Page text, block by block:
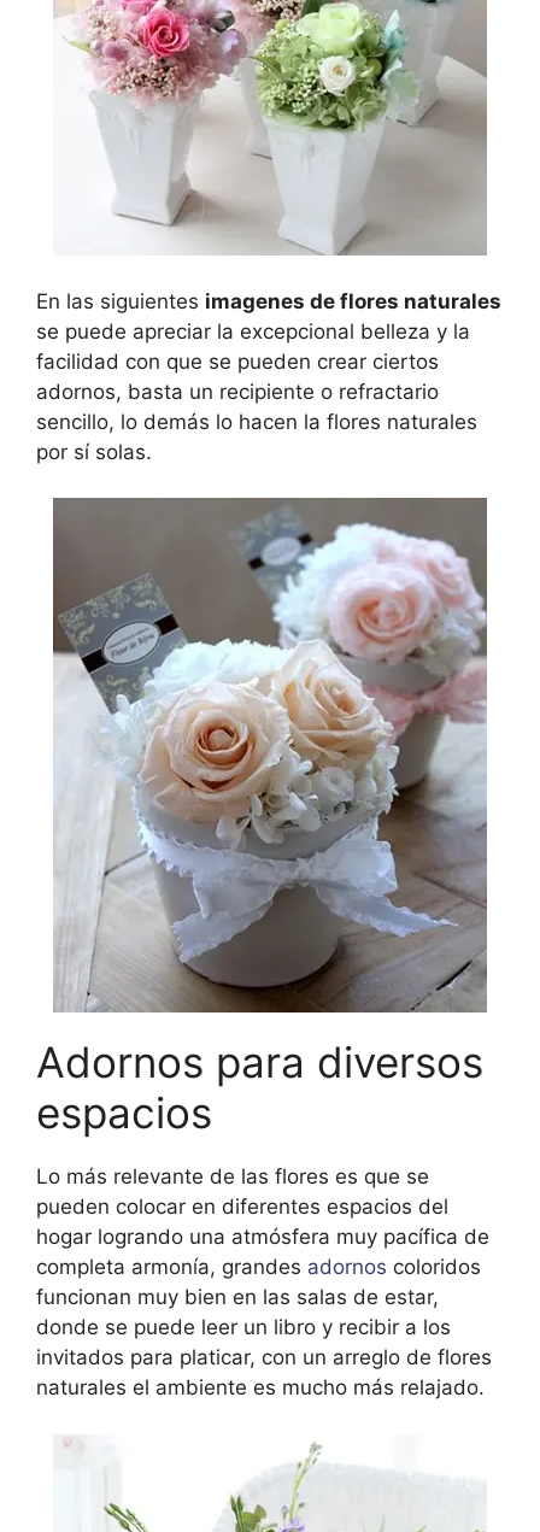
En las siguientes imagenes de flores naturales
se puede apreciar la excepcional belleza y la
facilidad con que se pueden crear ciertos
adornos, basta un recipiente o refractario
sencillo, lo demás lo hacen la flores naturales
por sí solas.
Adornos para diversos
espacios
Lo más relevante de las flores es que se
pueden colocar en diferentes espacios del
hogar logrando una atmósfera muy pacífica de
completa armonía, grandes adornos coloridos
funcionan muy bien en las salas de estar,
donde se puede leer un libro y recibir a los
invitados para platicar, con un arreglo de flores
naturales el ambiente es mucho más relajado.